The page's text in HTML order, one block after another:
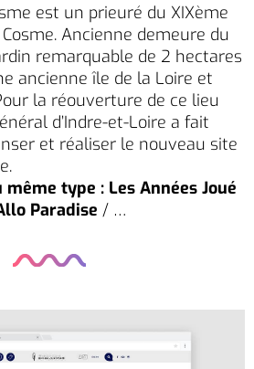
est un prieuré du XIXème
Ancienne demeure du
remarquable de 2 hectares
ancienne île de la Loire et
la réouverture de ce lieu
d’Indre-et-Loire a fait
et réaliser le nouveau site
même type : Les Années Joué
Paradise / …